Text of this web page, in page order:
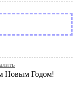
Новым Годом!